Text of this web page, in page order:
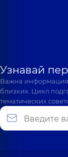
Узнавай
Важна информация
близких. Цикл
тематических